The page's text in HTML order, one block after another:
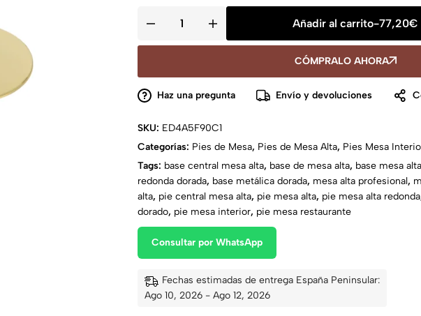
Añadir al carrito-77,20€
CÓMPRALO AHORA
Haz una pregunta Envío y devoluciones
SKU: ED4A5F90C1
Categorías: Pies de Mesa, Pies de Mesa Alta, Pies Mesa
Tags: base central mesa alta, base de mesa alta, base mesa
redonda dorada, base metálica dorada, mesa alta profesional,
alta, pie central mesa alta, pie mesa alta, pie mesa alta redonda
dorado, pie mesa interior, pie mesa restaurante
Consultar por WhatsApp
Fechas estimadas de entrega España Peninsular:
Ago 10, 2026 - Ago 12, 2026